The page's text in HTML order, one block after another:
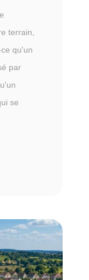
terrain,
qu'un
par
se